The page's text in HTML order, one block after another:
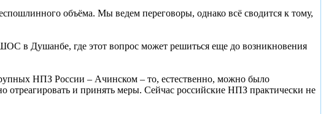
объёма. Мы ведем переговоры, однако всё сводится к тому,
в Душанбе, где этот вопрос может решиться еще до возникновения
НПЗ России – Ачинском – то, естественно, можно было
и принять меры. Сейчас российские НПЗ практически не